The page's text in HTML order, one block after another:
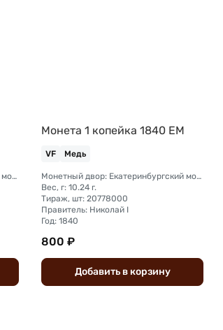
Монетный двор: Екатеринбургский монетный двор
Монета 1 копейка 1840 ЕМ
VF Медь
Монетный двор: Екатеринбургский монетный двор
Вес, г: 10.24 г.
Тираж, шт: 20778000
Правитель: Николай I
Год: 1840
800 ₽
Добавить вкорзину